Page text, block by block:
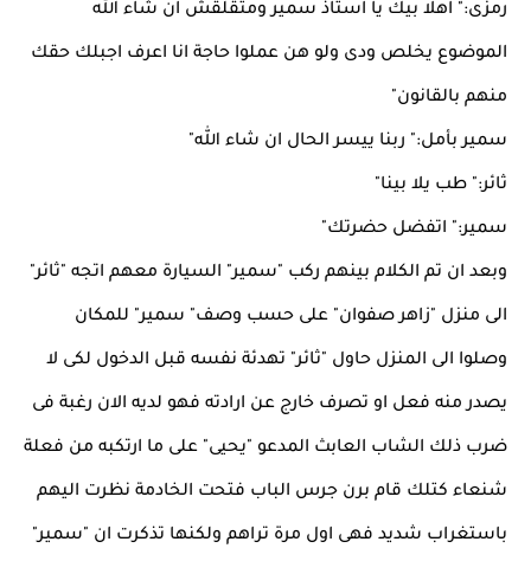
رمزى:" اهلا بيك يا استاذ سمير ومتقلقش ان شاء الله
الموضوع يخلص ودى ولو هن عملوا حاجة انا اعرف اجبلك حقك
منهم بالقانون"
سمير بأمل:" ربنا ييسر الحال ان شاء الله"
ثائر:" طب يلا بينا"
سمير:" اتفضل حضرتك"
وبعد ان تم الكلام بينهم ركب "سمير" السيارة معهم اتجه "ثائر"
الى منزل "زاهر صفوان" على حسب وصف" سمير" للمكان
وصلوا الى المنزل حاول "ثائر" تهدئة نفسه قبل الدخول لكى لا
يصدر منه فعل او تصرف خارج عن ارادته فهو لديه الان رغبة فى
ضرب ذلك الشاب العابث المدعو "يحيى" على ما ارتكبه من فعلة
شنعاء كتلك قام برن جرس الباب فتحت الخادمة نظرت اليهم
باستغراب شديد فهى اول مرة تراهم ولكنها تذكرت ان "سمير"